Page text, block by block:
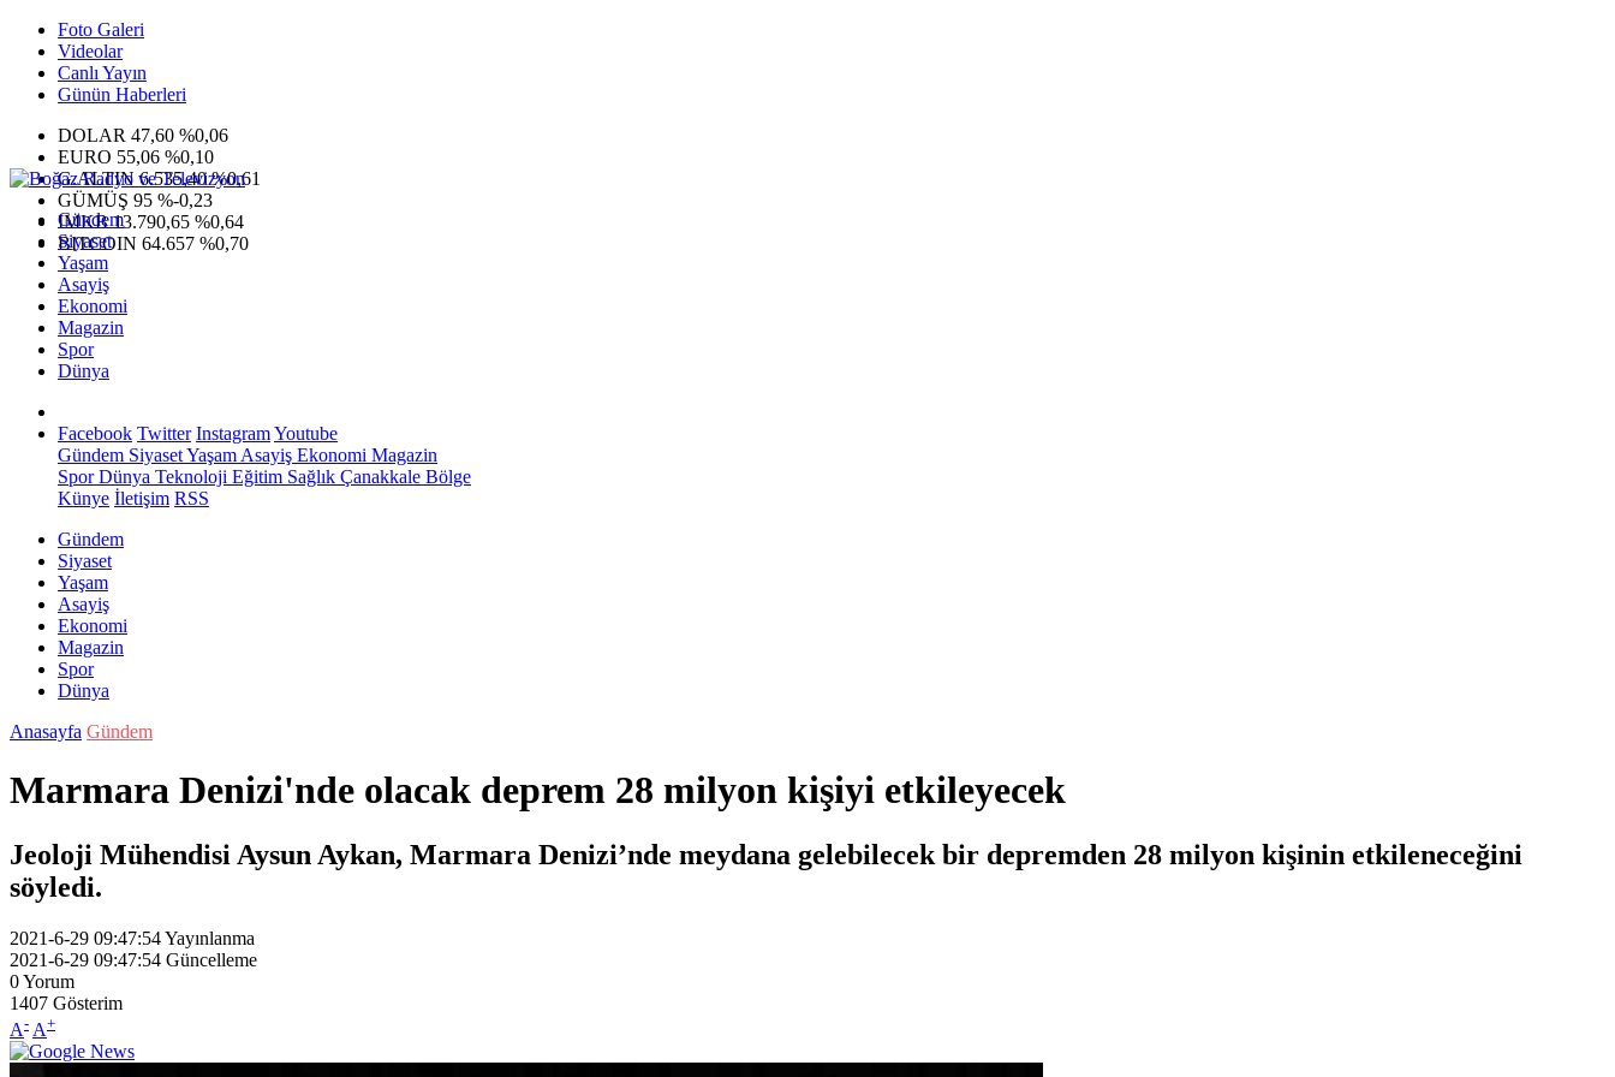
Foto Galeri
Videolar
Canlı Yayın
Günün Haberleri
DOLAR 47,60 %0,06
EURO 55,06 %0,10
G.ALTIN6.535,40 %0,61
GÜMÜŞ 95 %-0,23
IMKB13.790,65 %0,64
BITCOIN 64.657 %0,70
Gündem
Siyaset
Yaşam
Asayiş
Ekonomi
Magazin
Spor
Dünya
Facebook Twitter InstagramYoutube
Gündem SiyasetYaşam Asayiş Ekonomi Magazin
SporDünya Teknoloji Eğitim Sağlık Çanakkale Bölge
Künye İletişim RSS
Gündem
Siyaset
Yaşam
Asayiş
Ekonomi
Magazin
Spor
Dünya
Anasayfa Gündem
Marmara Denizi'nde olacak deprem 28 milyon kişiyi etkileyecek
Jeoloji Mühendisi Aysun Aykan, Marmara Denizi’nde meydana gelebilecek bir depremden 28 milyon kişinin etkileneceğini
söyledi.
2021-6-29 09:47:54Yayınlanma
2021-6-29 09:47:54 Güncelleme
0Yorum
1407 Gösterim
A- A+